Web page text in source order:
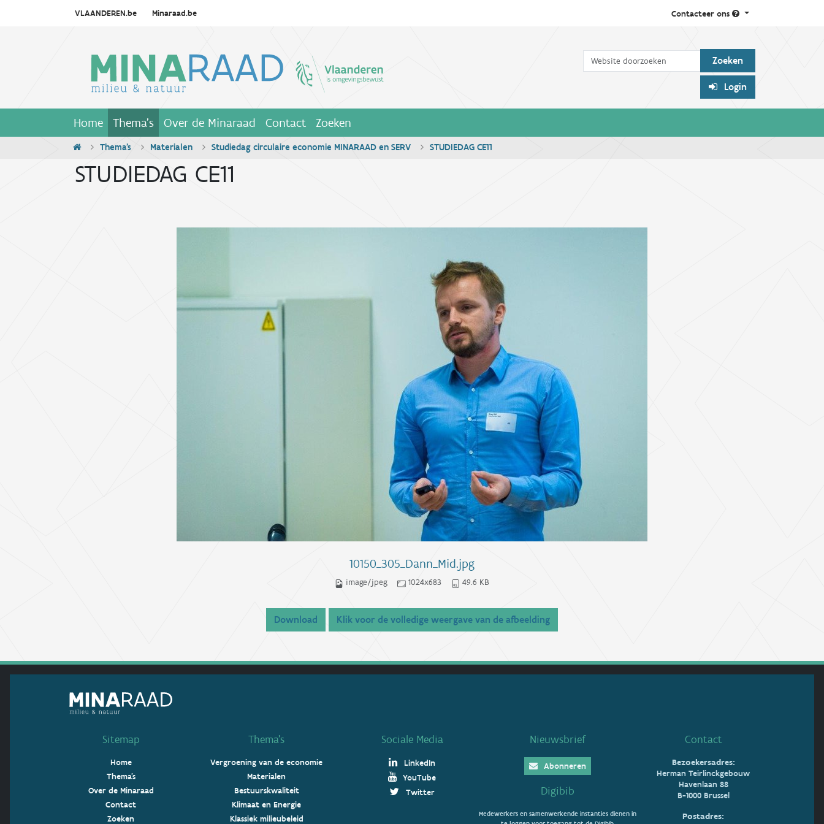
VLAANDEREN.be Minaraad.be Contacteer ons
Zoek
Login
Home Thema's Over de Minaraad Contact Zoeken
Thema's Materialen Studiedag circulaire economie MINARAAD en SERV STUDIEDAG CE11
STUDIEDAG CE11
10150_305_Dann_Mid.jpg
image/jpeg 1024x683 49.6 KB
Download Klik voor de volledige weergave van de afbeelding
Sitemap
Home
Thema's
Over de Minaraad
Contact
Zoeken
Thema’s
Vergroening van de economie
Materialen
Bestuurskwaliteit
Klimaat en Energie
Klassiek milieubeleid
Sociale Media
LinkedIn
YouTube
Twitter
Nieuwsbrief
Abonneren
Digibib
Medewerkers en samenwerkende instanties dienen in
Contact
Bezoekersadres:
Herman Teirlinckgebouw
Havenlaan 88
B-1000 Brussel
Postadres: